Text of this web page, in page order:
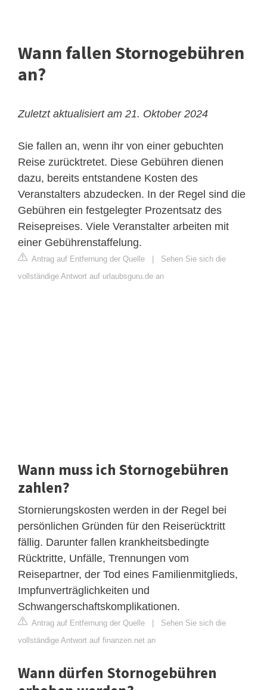
Wann fallen Stornogebühren
an?
Zuletzt aktualisiert am 21. Oktober 2024
Sie fallen an, wenn ihr von einer gebuchten
Reise zurücktretet. Diese Gebühren dienen
dazu, bereits entstandene Kosten des
Veranstalters abzudecken. In der Regel sind die
Gebühren ein festgelegter Prozentsatz des
Reisepreises. Viele Veranstalter arbeiten mit
einer Gebührenstaffelung.
Antrag auf Entfernung der Quelle
Sehen Sie sich die
vollständige Antwort auf urlaubsguru.de an
Wann muss ich Stornogebühren
zahlen?
Stornierungskosten werden in der Regel bei
persönlichen Gründen für den Reiserücktritt
fällig. Darunter fallen krankheitsbedingte
Rücktritte, Unfälle, Trennungen vom
Reisepartner, der Tod eines Familienmitglieds,
Impfunverträglichkeiten und
Schwangerschaftskomplikationen.
Antrag auf Entfernung der Quelle
Sehen Sie sich die
vollständige Antwort auf finanzen.net an
Wann dürfen Stornogebühren